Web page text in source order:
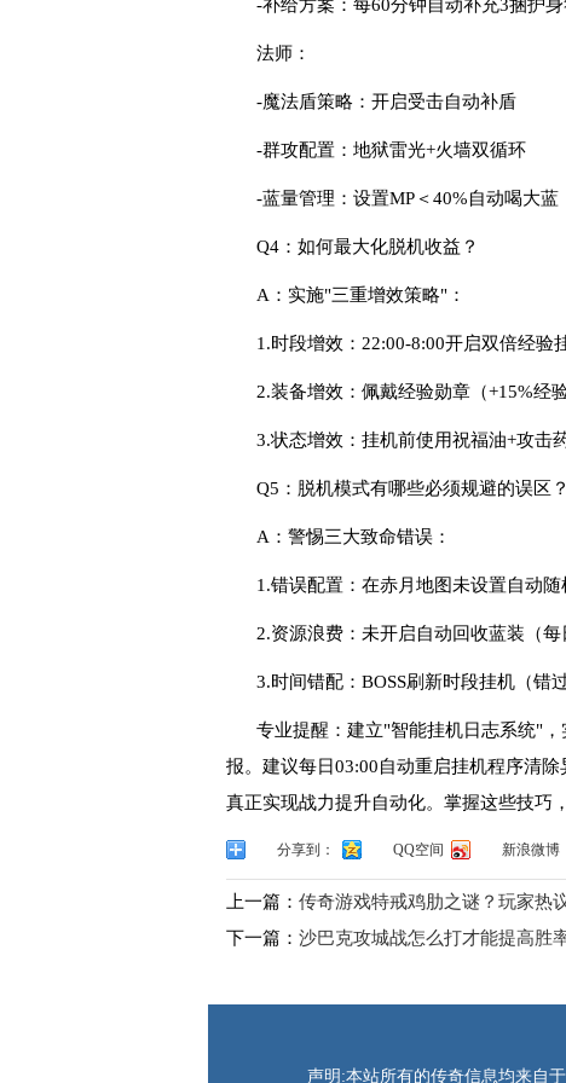
-补给方案：每60分钟自动补充3捆护
法师：
-魔法盾策略：开启受击自动补盾
-群攻配置：地狱雷光+火墙双循环
-蓝量管理：设置MP＜40%自动喝大蓝
Q4：如何最大化脱机收益？
A：实施"三重增效策略"：
1.时段增效：22:00-8:00开启双倍经验
2.装备增效：佩戴经验勋章（+15%经
3.状态增效：挂机前使用祝福油+攻击
Q5：脱机模式有哪些必须规避的误区？
A：警惕三大致命错误：
1.错误配置：在赤月地图未设置自动随
2.资源浪费：未开启自动回收蓝装（每
3.时间错配：BOSS刷新时段挂机（错
专业提醒：建立"智能挂机日志系统"
报。建议每日03:00自动重启挂机程序清
真正实现战力提升自动化。掌握这些技巧
分享到： QQ空间 新浪微博
上一篇： 传奇游戏特戒鸡肋之谜？玩家热
下一篇： 沙巴克攻城战怎么打才能提高胜
声明:本站所有的传奇信息均来自